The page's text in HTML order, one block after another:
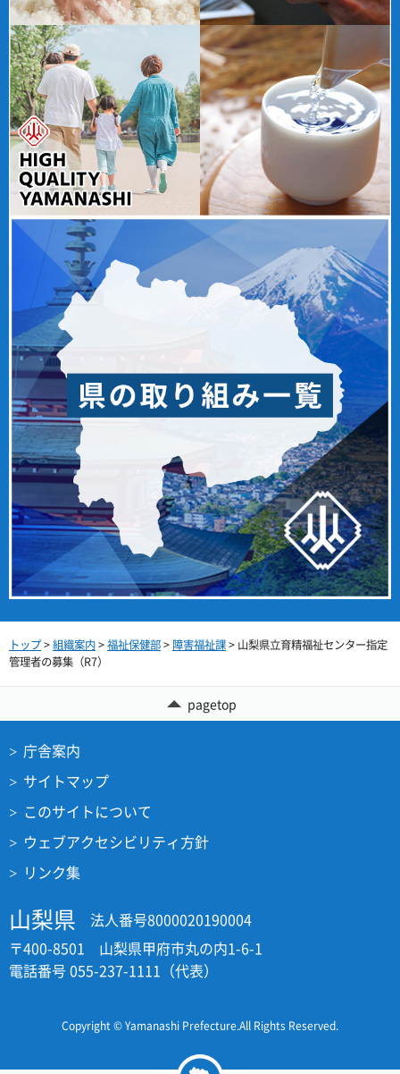
トップ>組織案内>福祉保健部> 障害福祉課> 山梨県立育精福祉センター指定
管理者の募集（R7）
pagetop
庁舎案内
サイトマップ
このサイトについて
ウェブアクセシビリティ方針
リンク集
山梨県
法人番号8000020190004
〒400-8501 山梨県甲府市丸の内1-6-1
電話番号 055-237-1111（代表）
Copyright © Yamanashi Prefecture.All Rights Reserved.